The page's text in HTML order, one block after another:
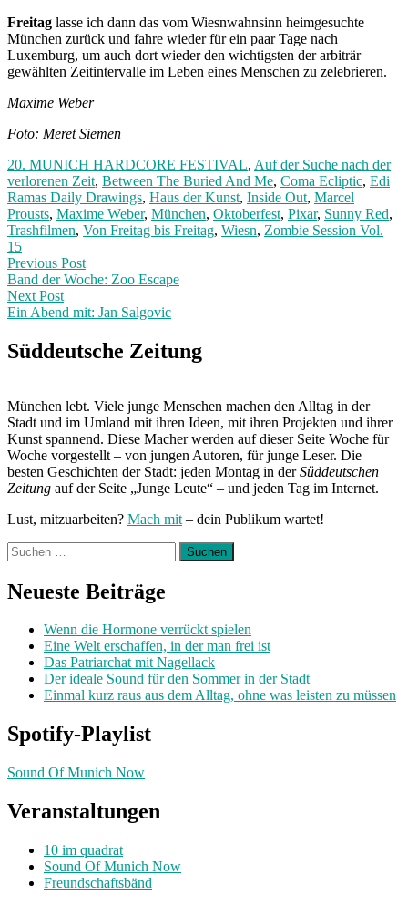
Freitag lasse ich dann das vom Wiesnwahnsinn heimgesuchte
München zurück und fahre wieder für ein paar Tage nach
Luxemburg, um auch dort wieder den wichtigsten der arbiträr
gewählten Zeitintervalle im Leben eines Menschen zu zelebrieren.
Maxime Weber
Foto: Meret Siemen
20. MUNICH HARDCORE FESTIVAL, Auf der Suche nach der
verlorenen Zeit, Between The Buried And Me, Coma Ecliptic, Edi
Ramas Daily Drawings, Haus der Kunst, Inside Out, Marcel
Prousts, Maxime Weber, München, Oktoberfest, Pixar, Sunny Red,
Trashfilmen, Von Freitag bis Freitag, Wiesn, Zombie Session Vol.
15
Post
navigation
Previous PostPrevious
post:
Band der Woche: Zoo Escape
Next Post
Ein Abend mit: Jan Salgovic
Post:
Süddeutsche Zeitung
München lebt. Viele junge Menschen machen den Alltag in der
Stadt und im Umland mit ihren Ideen, mit ihren Projekten und ihrer
Kunst spannend. Diese Macher werden auf dieser Seite Woche für
Woche vorgestellt – von jungen Autoren, für junge Leser. Die
besten Geschichten der Stadt: jeden Montag in derSüddeutschen
Zeitung auf der Seite „Junge Leute“ – und jeden Tag im Internet.
Lust, mitzuarbeiten? Mach mit – dein Publikum wartet!
Suchen
nach:
Neueste Beiträge
Wenn die Hormone verrückt spielen
Eine Welt erschaffen, in der man frei ist
Das Patriarchat mit Nagellack
Der ideale Sound für den Sommer in der Stadt
Einmal kurz raus aus dem Alltag, ohne was leisten zu müssen
Spotify-Playlist
Sound Of Munich Now
Veranstaltungen
10 im quadrat
Sound Of Munich Now
Freundschaftsbänd